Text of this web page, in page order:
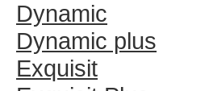
Dynamic
Dynamic plus
Exquisit